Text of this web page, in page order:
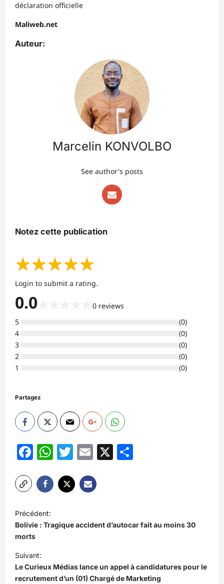
déclaration officielle
Maliweb.net
Auteur:
Marcelin KONVOLBO
See author's posts
Notez cette publication
★★★★★
Login to submit a rating.
0.0 0 reviews
5
(0)
4
(0)
3
(0)
2
(0)
1
(0)
Partagez
Facebook
WhatsApp
Twitter
Email
X
N
a
v
i
g
Précédent:
Bolivie : Tragique accident d’autocar fait au moins 30
morts
Suivant:
Le Curieux Médias lance un appel à candidatures pour le
recrutement d’un (01) Chargé de Marketing